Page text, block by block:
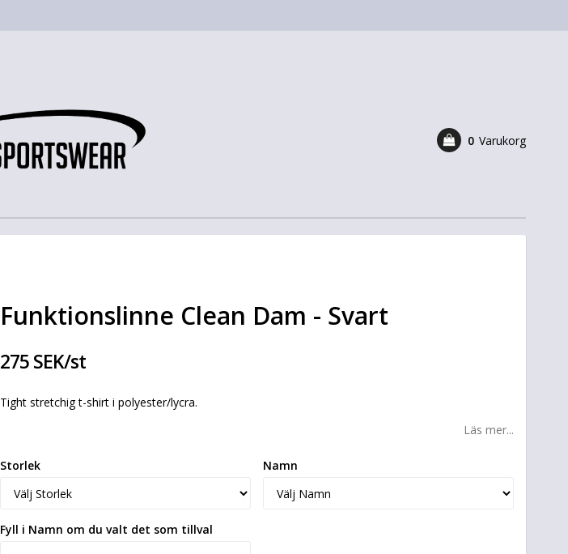
0 Varukorg
Funktionslinne Clean Dam - Svart
275 SEK/st
Tight stretchig t-shirt i polyester/lycra.
Läs mer...
Storlek Namn
Fyll i Namn om du valt det som tillval